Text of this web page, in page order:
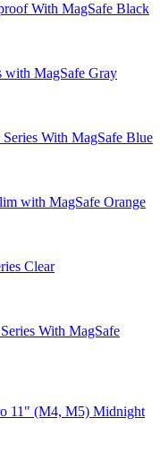
With MagSafe Black
with MagSafe Gray
With MagSafe Blue
with MagSafe Orange
Clear
With MagSafe
11" (M4, M5) Midnight